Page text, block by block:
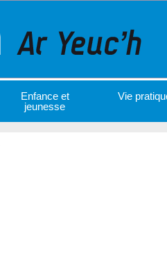
Enfance et
jeunesse
Vie